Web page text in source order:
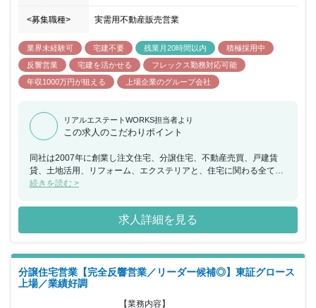
<募集職種> 実需用不動産販売営業
業界未経験可 宅建不要 残業月20時間以内
積極採用中
反響営業
宅建を活かせる
フレックス勤務対応可能
年収1000万円が狙える
上場企業のグループ会社
リアルエステートWORKS担当者より
この求人のこだわりポイント
同社は2007年に創業し注文住宅、分譲住宅、不動産売買、戸建賃
貸、土地活用、リフォーム、エクステリアと、住宅に関わる全ての
事業をワンストップで提供している企業となります。業績は順調に
長を遂げているため、現在店舗を拡大させている最中となっており
近い将来では100店舗（現在33店舗）を目指し事業拡大を図ってい
ます。同社がご提案する「アールギャラリーの分譲住宅」は、1棟1
ィで、高品質・個性的な住まいを選択できるため、たくさんのお客
様からの支持されているため、不動産業界未経験者でも販売しやす
い商品となっています。お問合せから成約までの期間は1週間～長
くても1か月ほどとなっており、未経験入社でも入社1～3カ月ほど
続きを読む >
求人詳細を見る
分譲住宅営業【完全反響営業／リーダー候補◎】東証グロース
上場／業績好調
【業務内容】